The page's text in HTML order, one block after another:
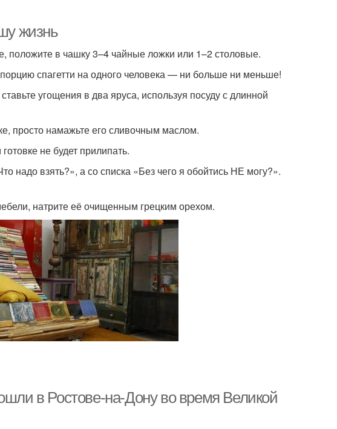
жизнь
положите в чашку 3–4 чайные ложки или 1–2 столовые.
спагетти на одного человека — ни больше ни меньше!
угощения в два яруса, используя посуду с длинной
просто намажьте его сливочным маслом.
не будет прилипать.
надо взять?», а со списка «Без чего я обойтись НЕ могу?».
натрите её очищенным грецким орехом.
в Ростове-на-Дону во время Великой